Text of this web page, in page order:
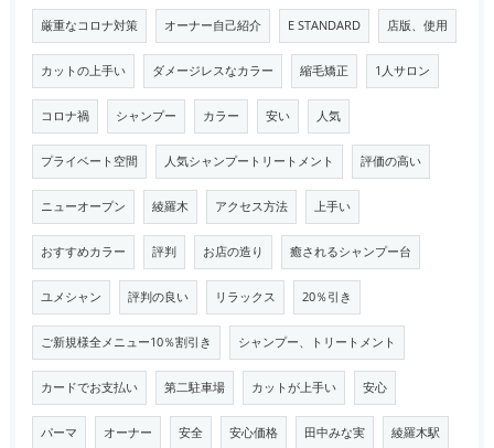
厳重なコロナ対策 オーナー自己紹介 E STANDARD 店版、使用
カットの上手い ダメージレスなカラー 縮毛矯正 1人サロン
コロナ禍 シャンプー カラー 安い 人気
プライベート空間 人気シャンプートリートメント 評価の高い
ニューオープン 綾羅木 アクセス方法 上手い
おすすめカラー 評判 お店の造り 癒されるシャンプー台
ユメシャン 評判の良い リラックス 20％引き
ご新規様全メニュー10％割引き シャンプー、トリートメント
カードでお支払い 第二駐車場 カットが上手い 安心
パーマ オーナー 安全 安心価格 田中みな実 綾羅木駅